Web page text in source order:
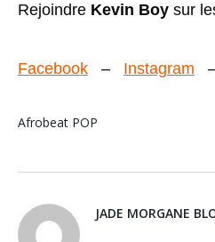
Rejoindre Kevin Boy sur
Facebook – Instagram
Afrobeat POP
JADE MORGANE